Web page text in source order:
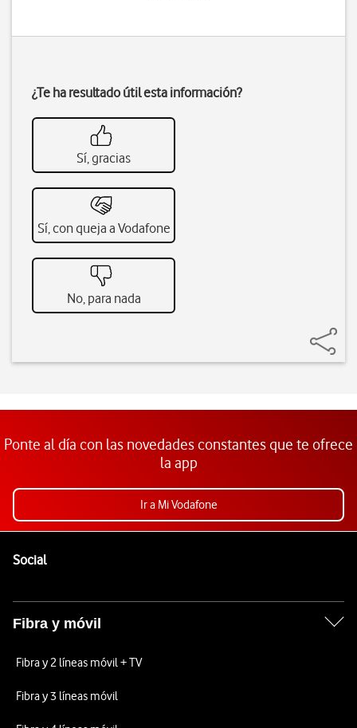
¿Te ha resultado útil esta información?
Sí, gracias
Sí, con queja a Vodafone
No, para nada
Ponte al día con las novedades constantes que te ofrece
la app
Ir a Mi Vodafone
SocialEnlaces a las redes sociales de Vodafone
Fibra y móvil
Fibra y 2 líneas móvil + TV
Fibra y 3 líneas móvil